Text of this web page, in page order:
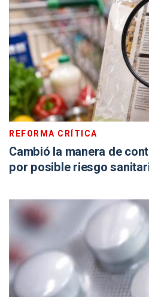
REFORMA CRÍTICA
Cambió la manera de
por posible riesgo